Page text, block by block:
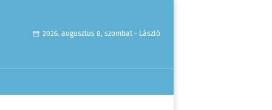
2026. augusztus 8, szombat - László